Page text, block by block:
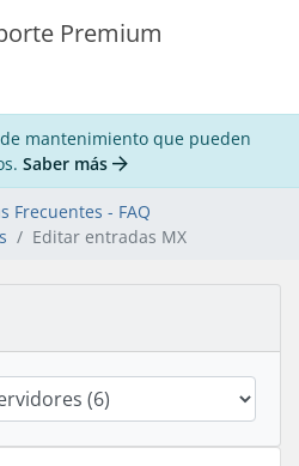
Premium
mantenimiento que pueden
Saber más
Frecuentes - FAQ
Editar entradas MX